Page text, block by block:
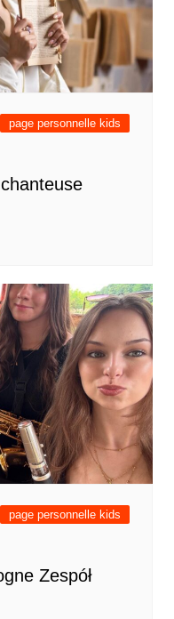
page personnelle kids
page personnelle kids
Zespół